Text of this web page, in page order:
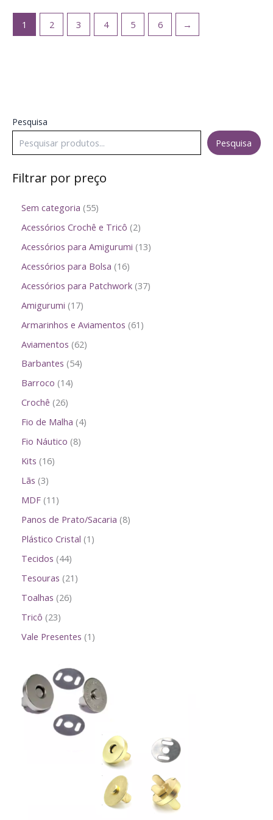
Pesquisa
Pesquisa
Filtrar por preço
Sem categoria 55
Acessórios Crochê e Tricô 2
Acessórios para Amigurumi 13
Acessórios para Bolsa 16
Acessórios para Patchwork 37
Amigurumi 17
Armarinhos e Aviamentos 61
Aviamentos 62
Barbantes 54
Barroco 14
Crochê 26
Fio de Malha 4
Fio Náutico 8
Kits 16
Lãs 3
MDF 11
Panos de Prato/Sacaria 8
Plástico Cristal 1
Tecidos 44
Tesouras 21
Toalhas 26
Tricô 23
Vale Presentes 1
1 2 3 4 5 6 →